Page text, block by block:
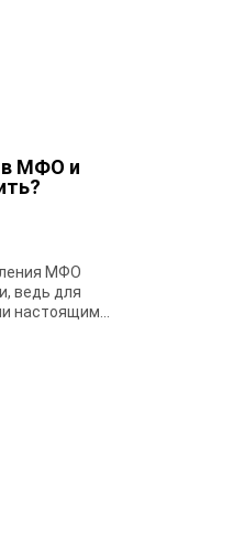
в МФО и
МФО
ведь для
настоящим...